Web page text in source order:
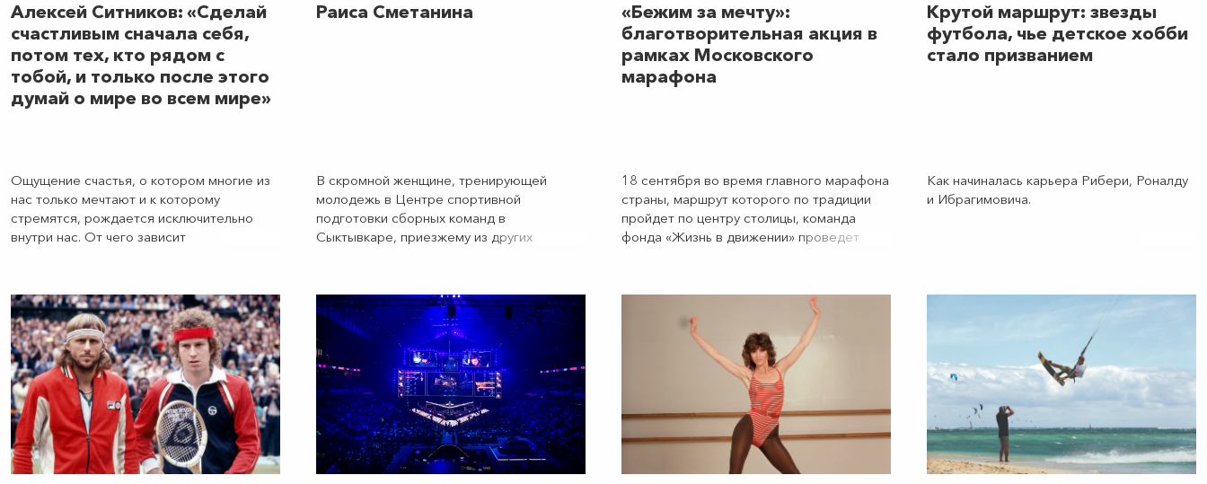
Алексей Ситников: «Сделай
счастливым сначала себя,
потом тех, кто рядом с
тобой, и только после этого
думай о мире во всем мире»
Ощущение счастья, о котором многие из
нас только мечтают и к которому
стремятся, рождается исключительно
внутри нас. От чего зависит
делать — мы спросили у доктора
психологических и экономических наук,
профессора, коуча, политтехнолога
Алексея Петровича Ситникова.
Раиса Сметанина
В скромной женщине, тренирующей
молодежь в Центре спортивной
подготовки сборных команд в
Сыктывкаре, приезжему из других
максимально закрытый образ жизни, почти
не дает интервью, редко появляется на
публике и, как говорят, очень рада, что ее
день рождения, 29 февраля, выпадает
только на високосный год.
«Бежим за мечту»:
благотворительная акция в
рамках Московского
марафона
18 сентября во время главного марафона
страны, маршрут которого по традиции
пройдет по центру столицы, команда
фонда «Жизнь в движении» проведет
Крутой маршрут: звезды
футбола, чье детское хобби
стало призванием
Как начиналась карьера Рибери, Роналду
и Ибрагимовича.